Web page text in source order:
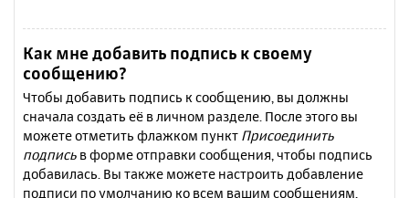
Как мне добавить подпись к своему
сообщению?
Чтобы добавить подпись к сообщению, вы должны
сначала создать её в личном разделе. После этого вы
можете отметить флажком пункт Присоединить
подпись в форме отправки сообщения, чтобы подпись
добавилась. Вы также можете настроить добавление
подписи по умолчанию ко всем вашим сообщениям,